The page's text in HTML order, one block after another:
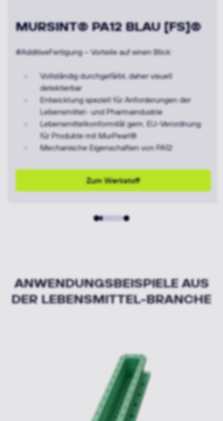
MURSINT® PA12 BLAU [FS]®
#AdditiveFertigung – Vorteile auf einen Blick:
Vollständig durchgefärbt, daher visuell
detektierbar
Entwicklung speziell für Anforderungen der
Lebensmittel- und Pharmaindustrie
Lebensmittelkonformität gem. EU-Verordnung
für Produkte mit MurPearl®
Mechanische Eigenschaften von PA12
Zum Werkstoff
ANWENDUNGSBEISPIELE AUS
DER LEBENSMITTEL-BRANCHE